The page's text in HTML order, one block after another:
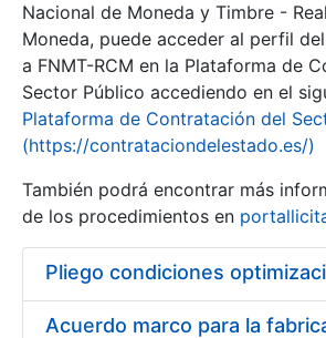
Erakutsi/Ezkutatu
Erakutsi/Ezkutatu
Nacional de Moneda y Timbre -
Moneda, puede acceder al perfil
a FNMT-RCM en la Plataforma de
Sector Público accediendo en el
Plataforma de Contratación del
(https://contrataciondelestado.es/)
También podrá encontrar más
de los procedimientos en